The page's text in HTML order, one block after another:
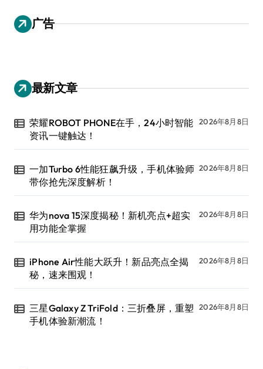
广告
最新文章
荣耀ROBOT PHONE在手，24小时智能
资讯一键触达！
2026年8月8日
一加Turbo 6性能狂飙升级，手机体验师
带你抢先深度解析！
2026年8月8日
华为nova 15深度揭秘！新机亮点+超实
用功能全掌握
2026年8月8日
iPhone Air性能大跃升！新品亮点全揭
秘，速来围观！
2026年8月8日
三星Galaxy Z TriFold：三折叠屏，重塑
手机体验新潮流！
2026年8月8日